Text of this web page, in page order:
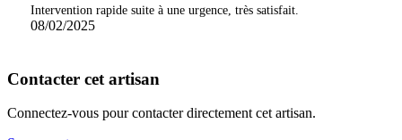
Intervention rapide suite à une urgence, très satisfait.
08/02/2025
Contacter cet artisan
Connectez-vous pour contacter directement cet artisan.